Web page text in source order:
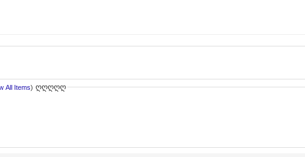
All Items) ღღღღღ